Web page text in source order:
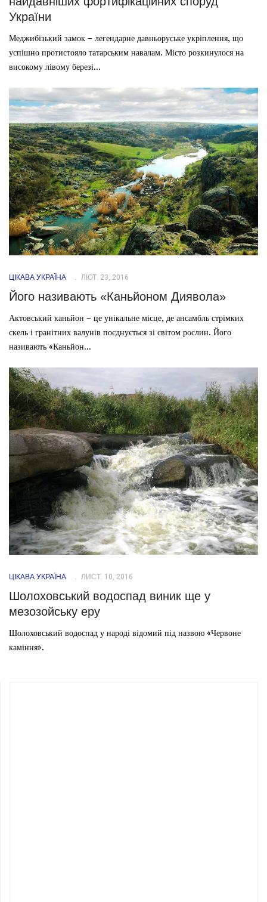
України
Меджибізький замок – легендарне давньоруське укріплення, що
успішно протистояло татарським навалам. Місто розкинулося на
високому лівому березі...
ЦІКАВА УКРАЇНА ЛЮТ. 23, 2016
Його називають «Каньйоном Диявола»
Актовський каньйон – це унікальне місце, де ансамбль стрімких
скель і гранітних валунів поєднується зі світом рослин. Його
називають «Каньйон...
ЦІКАВА УКРАЇНА ЛИСТ. 10, 2016
Шолоховський водоспад виник ще у
мезозойську еру
Шолоховський водоспад у народі відомий під назвою «Червоне
каміння».